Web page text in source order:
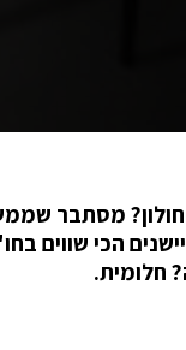
מסתבר
הכי שווים
חלומית.